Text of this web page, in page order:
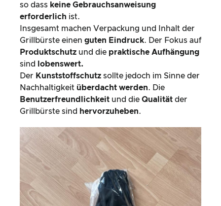
so dass keine Gebrauchsanweisung
erforderlich ist.
Insgesamt machen Verpackung und Inhalt der
Grillbürste einen guten Eindruck. Der Fokus auf
Produktschutz und die praktische Aufhängung
sind
lobenswert.
Der Kunststoffschutz sollte jedoch im Sinne der
Nachhaltigkeit überdacht werden. Die
Benutzerfreundlichkeit und die Qualität der
Grillbürste sind hervorzuheben.